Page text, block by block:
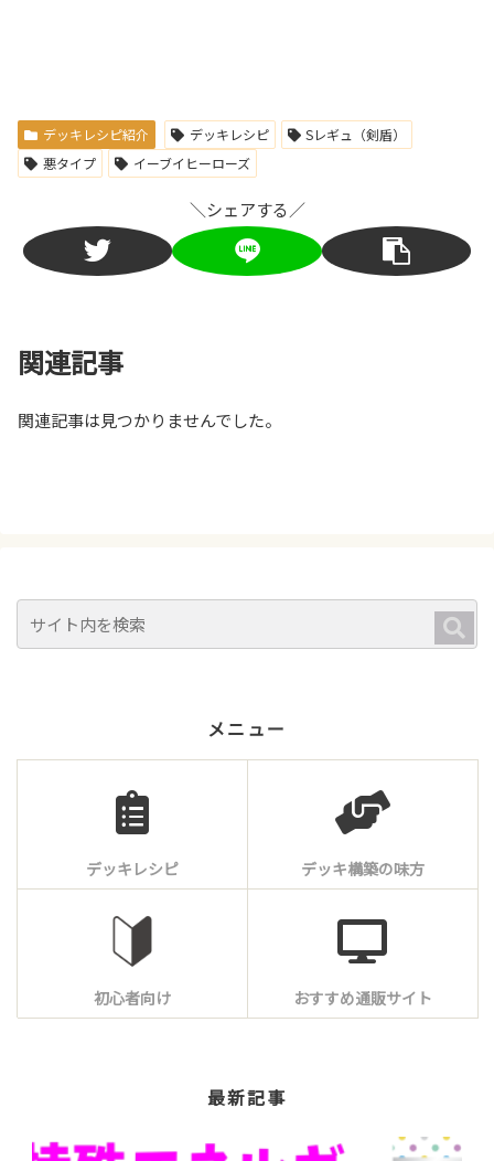
デッキレシピ紹介 デッキレシピ
Sレギュ（剣盾）
悪タイプ
イーブイヒーローズ
＼シェアする／
関連記事
関連記事は見つかりませんでした。
メニュー
デッキレシピ デッキ構築の味方
初心者向け おすすめ通販サイト
最新記事